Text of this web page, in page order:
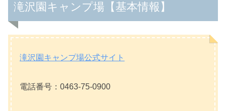
滝沢園キャンプ場【基本情報】
滝沢園キャンプ場公式サイト
電話番号：0463-75-0900